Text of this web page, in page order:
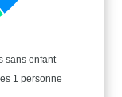
sans enfant
1 personne